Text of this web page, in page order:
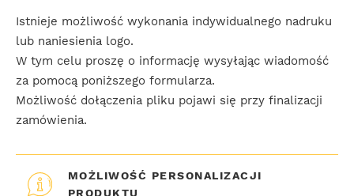
Istnieje możliwość wykonania indywidualnego nadruku
lub naniesienia logo.
W tym celu proszę o informację wysyłając wiadomość
za pomocą poniższego formularza.
Możliwość dołączenia pliku pojawi się przy finalizacji
zamówienia.
MOŻLIWOŚĆ PERSONALIZACJI
PRODUKTU